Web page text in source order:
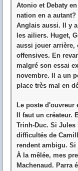
Atonio et Debaty
nation en a
Anglais aussi. Il y
les ailiers. Huget,
aussi jouer arrière,
offensives. En
malgré son essai
novembre. Il a un
place très mal en
Le poste d'ouvreur
Il faut un créateur.
Trinh-Duc. Si
difficultés de
rendent ambigu. Si
À la mêlée, mes
Machenaud. Parra